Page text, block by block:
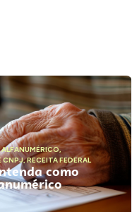
,
CNPJ,RECEITA FEDERAL
como